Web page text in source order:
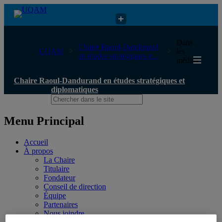
Chaire Raoul-Dandurand en études stratégiques et diplomatiques
UQAM
Chaire Raoul-Dandurand
en études stratégiques e...
Dans
les
médias
Chaire Raoul-Dandurand en études stratégiques et
diplomatiques
Menu Principal
Accueil
À propos
La Chaire
Titulaire
Fondateur
Conseil de direction
Équipe
Partenaires
Nous joindre